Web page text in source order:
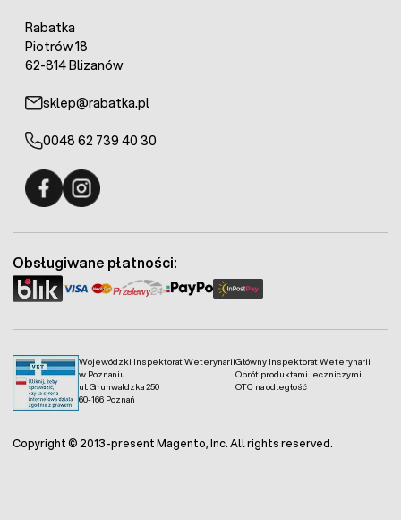
Rabatka
Piotrów 18
62-814 Blizanów
sklep@rabatka.pl
0048 62 739 40 30
Wojewódzki Inspektorat Weterynarii
w Poznaniu
ul. Grunwaldzka 250
60-166 Poznań
Główny Inspektorat Weterynarii
Obrót produktami leczniczymi
OTC na odległość
Obsługiwane płatności:
Copyright © 2013-present Magento, Inc. All rights reserved.